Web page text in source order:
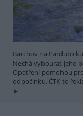
Barchov na
Nechá vybourat jeho
Opatření pomohou
odpočinku. ČTK to